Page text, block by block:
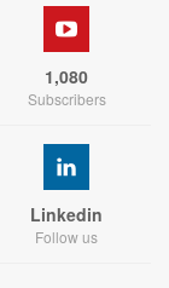
1,080
Subscribers
Linkedin
Follow us